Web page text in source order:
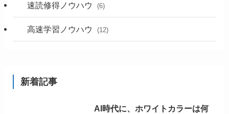
速読修得ノウハウ (6)
高速学習ノウハウ (12)
新着記事
AI時代に、ホワイトカラーは何